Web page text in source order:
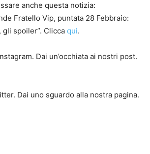
anche questa notizia:
Fratello Vip, puntata 28 Febbraio:
spoiler”. Clicca qui.
Dai un’occhiata ai nostri post.
Dai uno sguardo alla nostra pagina.